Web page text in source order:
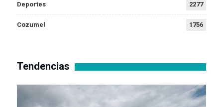
Deportes 2277
Cozumel 1756
Tendencias